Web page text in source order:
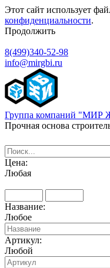
Этот сайт использует
конфиденциальности.
Продолжить
8(499)340-52-98
info@mirgbi.ru
Группа компаний "МИР
Прочная основа
Цена:
Любая
Название:
Любое
Артикул:
Любой